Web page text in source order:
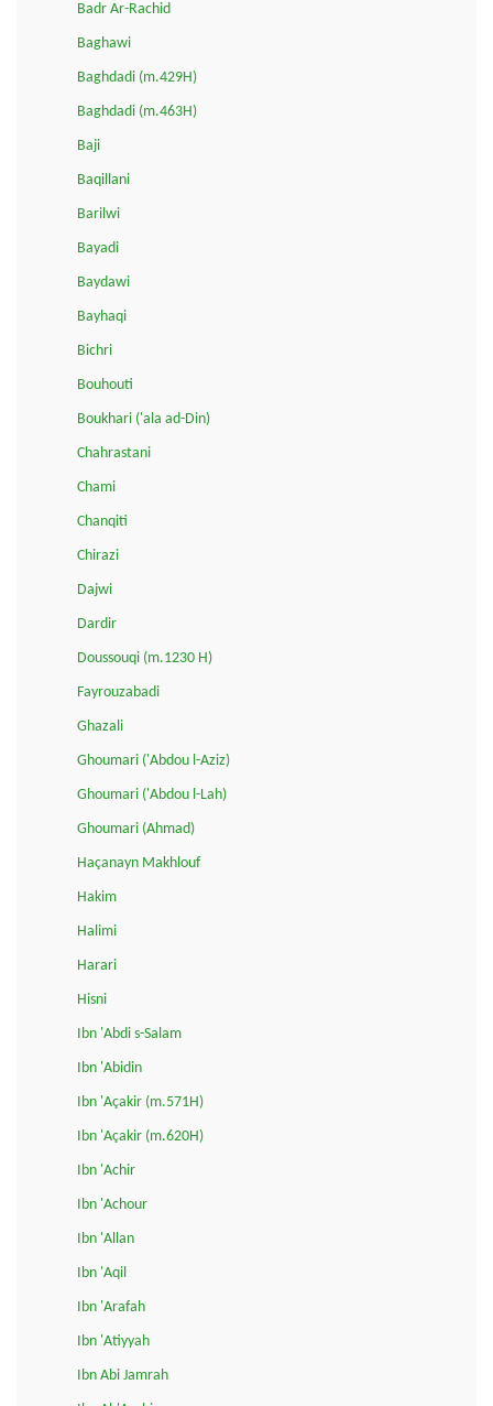
Badr Ar-Rachid
Baghawi
Baghdadi (m.429H)
Baghdadi (m.463H)
Baji
Baqillani
Barilwi
Bayadi
Baydawi
Bayhaqi
Bichri
Bouhouti
Boukhari ('ala ad-Din)
Chahrastani
Chami
Chanqiti
Chirazi
Dajwi
Dardir
Doussouqi (m.1230 H)
Fayrouzabadi
Ghazali
Ghoumari ('Abdou l-Aziz)
Ghoumari ('Abdou l-Lah)
Ghoumari (Ahmad)
Haçanayn Makhlouf
Hakim
Halimi
Harari
Hisni
Ibn 'Abdi s-Salam
Ibn 'Abidin
Ibn 'Açakir (m.571H)
Ibn 'Açakir (m.620H)
Ibn 'Achir
Ibn 'Achour
Ibn 'Allan
Ibn 'Aqil
Ibn 'Arafah
Ibn 'Atiyyah
Ibn Abi Jamrah